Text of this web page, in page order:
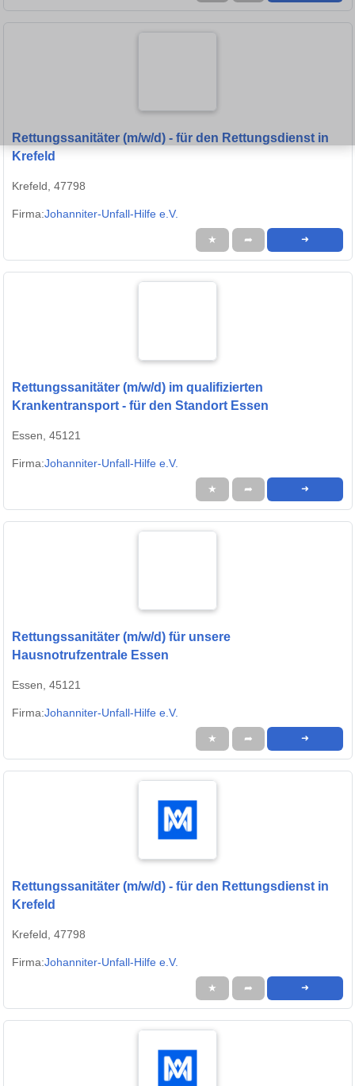
Rettungssanitäter (m/w/d) - für den Rettungsdienst in
Krefeld
Krefeld, 47798
Firma:Johanniter-Unfall-Hilfe e.V.
★ ➦ ➜
Rettungssanitäter (m/w/d) im qualifizierten
Krankentransport - für den Standort Essen
Essen, 45121
Firma:Johanniter-Unfall-Hilfe e.V.
★ ➦ ➜
Rettungssanitäter (m/w/d) für unsere
Hausnotrufzentrale Essen
Essen, 45121
Firma:Johanniter-Unfall-Hilfe e.V.
★ ➦ ➜
Rettungssanitäter (m/w/d) - für den Rettungsdienst in
Krefeld
Krefeld, 47798
Firma:Johanniter-Unfall-Hilfe e.V.
★ ➦ ➜